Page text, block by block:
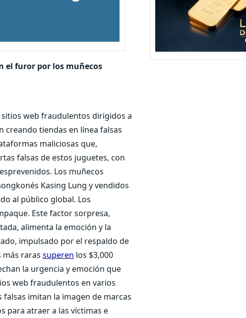
el furor por los muñecos
web fraudulentos dirigidos a
creando tiendas en línea falsas
maliciosas que,
falsas de estos juguetes, con
Los muñecos
Kasing Lung y vendidos
al público global. Los
Este factor sorpresa,
alimenta la emoción y la
impulsado por el respaldo de
más raras superen los $3,000
la urgencia y emoción que
web fraudulentos en varios
imitan la imagen de marcas
para atraer a las víctimas e